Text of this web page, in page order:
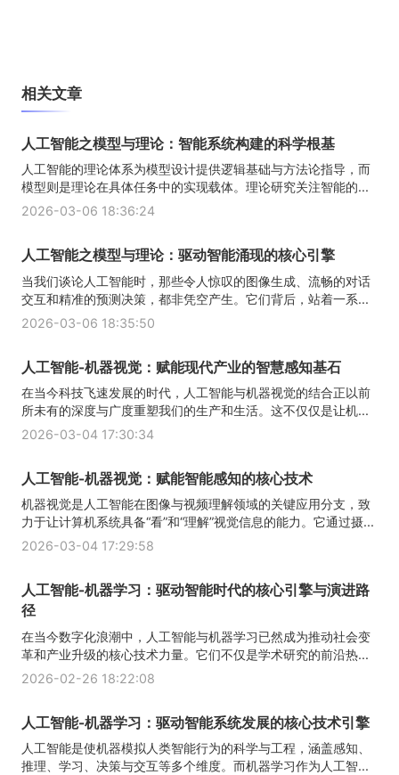
相关文章
人工智能之模型与理论：智能系统构建的科学根基
人工智能的理论体系为模型设计提供逻辑基础与方法论指导，而
模型则是理论在具体任务中的实现载体。理论研究关注智能的...
2026-03-06 18:36:24
人工智能之模型与理论：驱动智能涌现的核心引擎
当我们谈论人工智能时，那些令人惊叹的图像生成、流畅的对话
交互和精准的预测决策，都非凭空产生。它们背后，站着一系...
2026-03-06 18:35:50
人工智能-机器视觉：赋能现代产业的智慧感知基石
在当今科技飞速发展的时代，人工智能与机器视觉的结合正以前
所未有的深度与广度重塑我们的生产和生活。这不仅仅是让机...
2026-03-04 17:30:34
人工智能-机器视觉：赋能智能感知的核心技术
机器视觉是人工智能在图像与视频理解领域的关键应用分支，致
力于让计算机系统具备“看”和“理解”视觉信息的能力。它通过摄...
2026-03-04 17:29:58
人工智能-机器学习：驱动智能时代的核心引擎与演进路
径
在当今数字化浪潮中，人工智能与机器学习已然成为推动社会变
革和产业升级的核心技术力量。它们不仅是学术研究的前沿热...
2026-02-26 18:22:08
人工智能-机器学习：驱动智能系统发展的核心技术引擎
人工智能是使机器模拟人类智能行为的科学与工程，涵盖感知、
推理、学习、决策与交互等多个维度。而机器学习作为人工智...